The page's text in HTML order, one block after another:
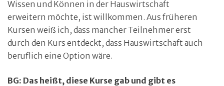
Wissen und Können in der Hauswirtschaft
erweitern möchte, ist willkommen. Aus früheren
Kursen weiß ich, dass mancher Teilnehmer erst
durch den Kurs entdeckt, dass Hauswirtschaft auch
beruflich eine Option wäre.
BG: Das heißt, diese Kurse gab und gibt es